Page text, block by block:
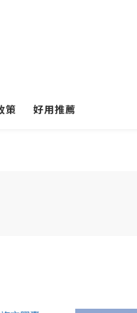
策 好用推薦